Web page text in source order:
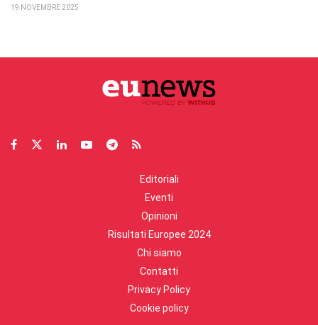
19 NOVEMBRE 2025
Editoriali
Eventi
Opinioni
Risultati Europee 2024
Chi siamo
Contatti
Privacy Policy
Cookie policy